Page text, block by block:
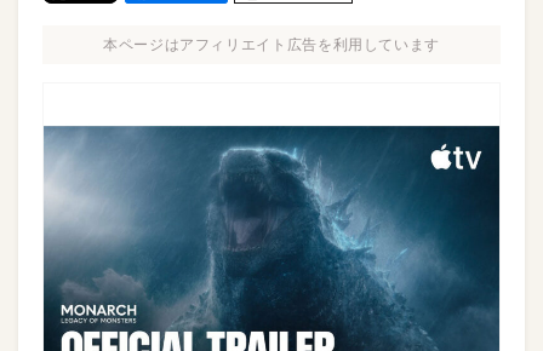
本ページはアフィリエイト広告を利用しています